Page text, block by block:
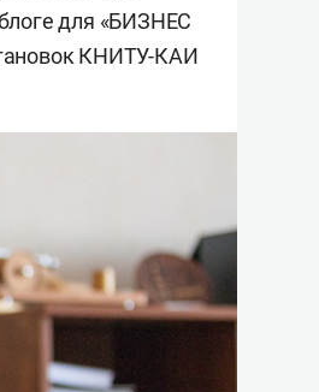
для «БИЗНЕС
КНИТУ-КАИ